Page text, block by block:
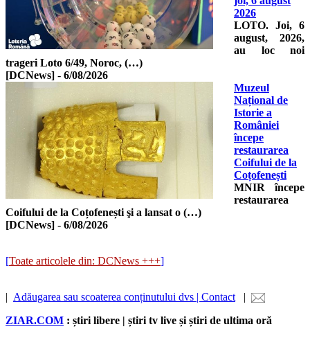
2026
LOTO. Joi, 6
august, 2026,
au loc noi
trageri Loto 6/49, Noroc, (…)
[DCNews] - 6/08/2026
Muzeul
Național de
Istorie a
României
începe
restaurarea
Coifului de la
Coțofenești
MNIR începe
restaurarea
Coifului de la Coțofenești şi a lansat o (…)
[DCNews] - 6/08/2026
[Toate articolele din: DCNews +++]
| Adăugarea sau scoaterea conținutului dvs | Contact |
ZIAR.COM : știri libere | știri tv live și știri de ultima oră